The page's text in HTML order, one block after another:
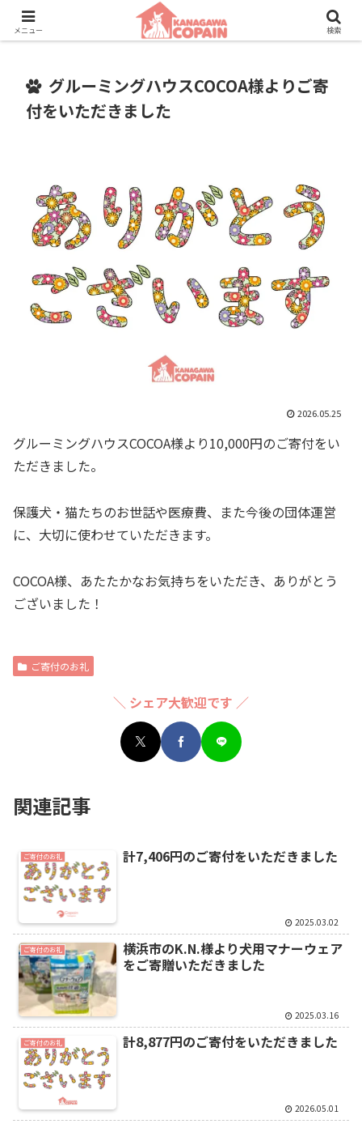
保護動物たちに、新しい家族との素敵な出会いを。
グルーミングハウスCOCOA様よりご寄
付をいただきました
2026.05.25
グルーミングハウスCOCOA様より10,000円のご寄付をい
ただきました。
保護犬・猫たちのお世話や医療費、また今後の団体運営
に、大切に使わせていただきます。
COCOA様、あたたかなお気持ちをいただき、ありがとう
ございました！
ご寄付のお礼
＼ シェア大歓迎です ／
関連記事
ご寄付のお礼 計7,406円のご寄付をいただきました
2025.03.02
ご寄付のお礼
横浜市のK.N.様より犬用マナーウェア
をご寄贈いただきました
2025.03.16
ご寄付のお礼 計8,877円のご寄付をいただきました
2026.05.01
メニュー 検索